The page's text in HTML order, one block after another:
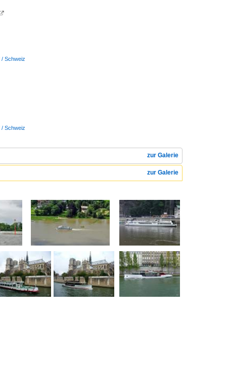
Schweiz
Schweiz
zur Galerie
zur Galerie